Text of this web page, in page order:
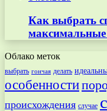
Как выбрать
максимальные
Облако меток
выбрать гончая делать
особенности
происхождения случае